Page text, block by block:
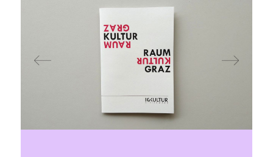
Auer, sowohl Essay als auch Monolog in Pachto
und Dari, den verbreitetsten Sprachen
Afghanistans, sowie in Deutsch und Englisch.
Hinzu kommen zahlreiche Abbildungen des
Arbeitsprozesses sowie inhaltliche und
ästhetische Bezüge und Inspirationen.